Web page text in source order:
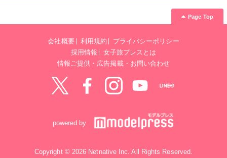
Page Top
会社概要 利用規約
プライバシーポリシー
採用情報
女子旅プレスとは
情報ご提供・広告掲載・お問い合わせ
powered by
Copyright © 2026 Netnative Inc. All Rights Reserved.